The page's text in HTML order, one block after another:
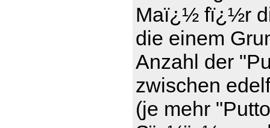
Maï¿½ fï¿½r
die einem
Anzahl der
zwischen
(je mehr